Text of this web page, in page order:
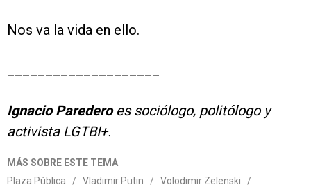
Nos va la vida en ello.
Ignacio Parederoes sociólogo, politólogo y
activista LGTBI+.
MÁS SOBRE ESTE TEMA
Plaza Pública
/ Vladimir Putin / Volodimir Zelenski
/